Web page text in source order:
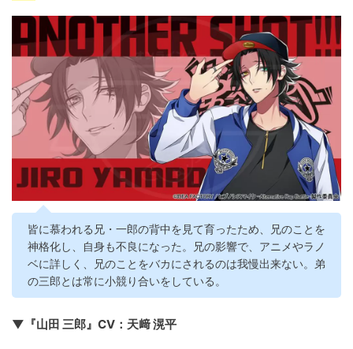
皆に慕われる兄・一郎の背中を見て育ったため、兄のことを
神格化し、自身も不良になった。兄の影響で、アニメやラノ
ベに詳しく、兄のことをバカにされるのは我慢出来ない。弟
の三郎とは常に小競り合いをしている。
▼『山田 三郎』CV：天﨑 滉平